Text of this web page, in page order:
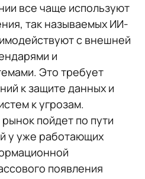
все чаще используют
так называемых ИИ-
с внешней
и
Это требует
к защите данных и
к угрозам.
пойдет по пути
у уже работающих
появления